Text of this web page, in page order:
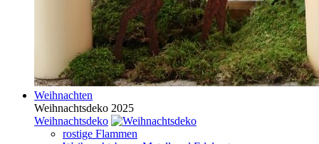
Weihnachten
Weihnachtsdeko 2025
Weihnachtsdeko
rostige Flammen